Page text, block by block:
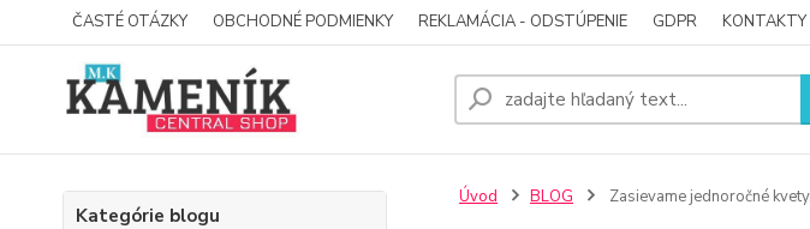
ČASTÉ OTÁZKY OBCHODNÉ PODMIENKY REKLAMÁCIA - ODSTÚPENIE GDPR KONTAKTY
Kategórie blogu
Úvod BLOG Zasievame jednoročné